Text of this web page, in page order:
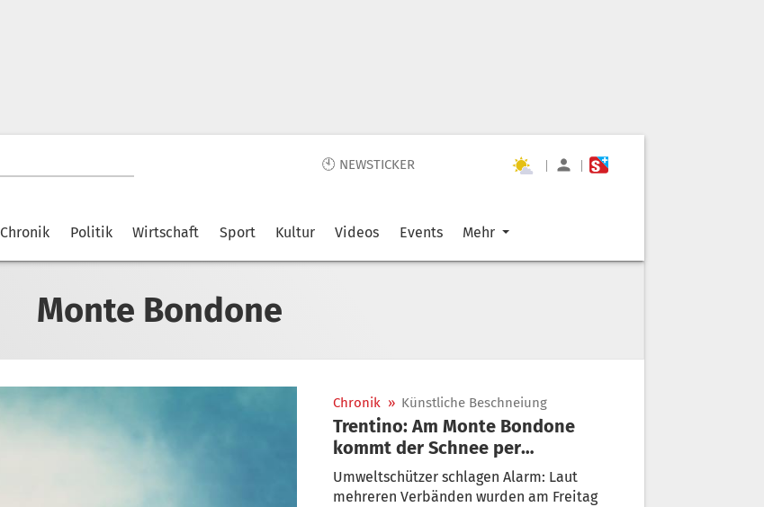
🕙 NEWSTICKER | |
Chronik Politik Wirtschaft Sport Kultur Videos Events Mehr
Monte Bondone
Chronik » Künstliche Beschneiung
Trentino: Am Monte Bondone
kommt der Schnee per
Hubschrauber
Umweltschützer schlagen Alarm: Laut
mehreren Verbänden wurden am Freitag